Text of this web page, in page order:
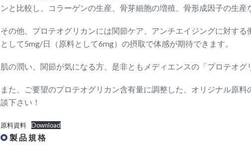
ンと比較し、コラーゲンの生産、骨芽細胞の増殖、骨形成因子の生産
その他、プロテオグリカンには関節ケア、アンチエイジングに対す
として5mg/日（原料として6mg）の摂取で体感が期待できます。
肌の潤い、関節が気になる方、是非ともメディエンスの「プロテオグ
また、ご要望のプロテオグリカン含有量に調整した、オリジナル原
談下さい！
原料資料 Download
製 品 規 格